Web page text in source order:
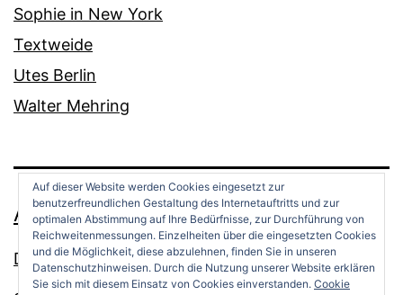
Sophie in New York
Textweide
Utes Berlin
Walter Mehring
ANDREAS OPPERMANN
Datenschutz
Auf dieser Website werden Cookies eingesetzt zur
benutzerfreundlichen Gestaltung des Internetauftritts und zur
optimalen Abstimmung auf Ihre Bedürfnisse, zur Durchführung von
Reichweitenmessungen. Einzelheiten über die eingesetzten Cookies
und die Möglichkeit, diese abzulehnen, finden Sie in unseren
Datenschutzhinweisen. Durch die Nutzung unserer Website erklären
Sie sich mit diesem Einsatz von Cookies einverstanden. Cookie